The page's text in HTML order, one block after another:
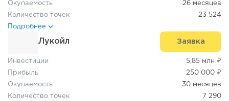
Окупаемость 26 месяцев
Количество точек 23 524
Подробнее
Лукойл Заявка
Инвестиции 5,85 млн ₽
Прибыль 250 000 ₽
Окупаемость 30 месяцев
Количество точек 7 290